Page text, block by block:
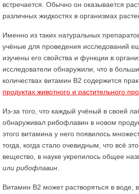
встречается. Обычно он оказывается
различных жидкостях в организмах
Именно из таких натуральных
учёные для проведения исследований
изучены его свойства и функции в
исследователи обнаружили, что в
количествах витамин В2 содержится
продуктах животного и растительного
Из-за того, что каждый учёный в своей
обнаруживал рибофлавин в новом
этого витамина у него появилось
тогда, когда стало очевидным, что всё
вещество, в науке укрепилось общее
или рибофлавин
Витамин В2 может растворяться в